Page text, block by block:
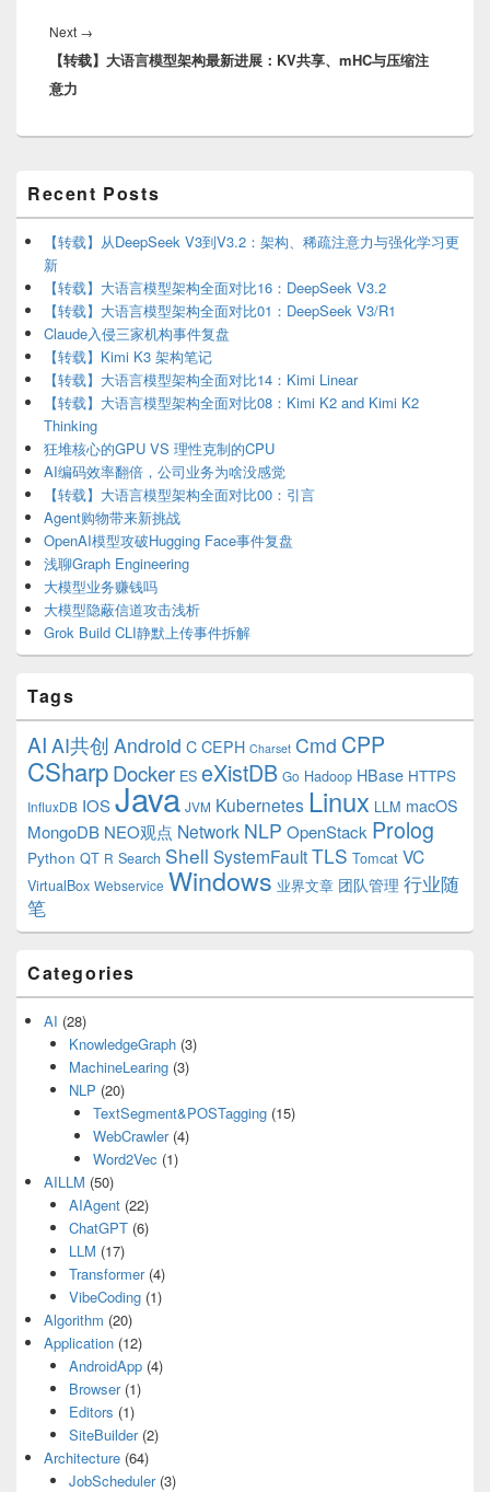
Next →
post:
【转载】大语言模型架构最新进展：KV共享、mHC与压缩注
意力
Sidebar
Widget
Area
Recent Posts
【转载】从DeepSeek V3到V3.2：架构、稀疏注意力与强化学习更
新
【转载】大语言模型架构全面对比16：DeepSeek V3.2
【转载】大语言模型架构全面对比01：DeepSeek V3/R1
Claude入侵三家机构事件复盘
【转载】Kimi K3 架构笔记
【转载】大语言模型架构全面对比14：Kimi Linear
【转载】大语言模型架构全面对比08：Kimi K2 and Kimi K2
Thinking
狂堆核心的GPU VS 理性克制的CPU
AI编码效率翻倍，公司业务为啥没感觉
【转载】大语言模型架构全面对比00：引言
Agent购物带来新挑战
OpenAI模型攻破Hugging Face事件复盘
浅聊Graph Engineering
大模型业务赚钱吗
大模型隐蔽信道攻击浅析
Grok Build CLI静默上传事件拆解
Tags
AI AI共创 Android C CEPH Charset Cmd CPP
CSharpDocker ES eXistDB Go Hadoop HBase HTTPS
InfluxDB IOSJava JVM Kubernetes Linux LLM macOS
MongoDB NEO观点 Network NLP OpenStack Prolog
Python QT R Search Shell SystemFaultTLS Tomcat VC
VirtualBox Webservice Windows 业界文章 团队管理 行业随
笔
Categories
AI (28)
KnowledgeGraph(3)
MachineLearing(3)
NLP (20)
TextSegment&POSTagging (15)
WebCrawler(4)
Word2Vec (1)
AILLM (50)
AIAgent(22)
ChatGPT(6)
LLM (17)
Transformer(4)
VibeCoding(1)
Algorithm (20)
Application (12)
AndroidApp(4)
Browser(1)
Editors (1)
SiteBuilder(2)
Architecture (64)
JobScheduler(3)